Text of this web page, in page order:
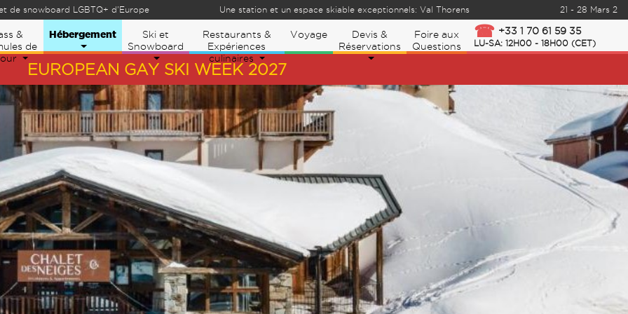
snowboard LGBTQ+ d'Europe Une station et un espace skiable exceptionnels: Val Thorens 21 - 28 Mars 2026
&
de
Hébergement
Ski et
Snowboard
Restaurants &
Expériences
culinaires
Voyage
Devis &
Réservations
Foire aux
Questions
+33 1 70 61 59 35
LU-SA: 12H00 - 18H00 (CET)
EUROPEAN GAY SKI WEEK 2027